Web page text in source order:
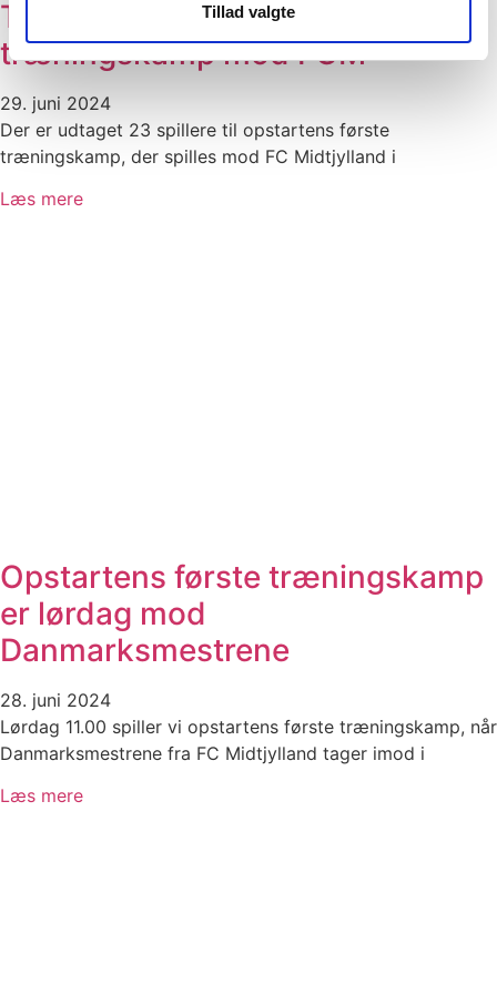
Tillad valgte
Truppen til opstartens første
træningskamp mod FCM
29. juni 2024
Der er udtaget 23 spillere til opstartens første
træningskamp, der spilles mod FC Midtjylland i
Læs mere
Opstartens første træningskamp
er lørdag mod
Danmarksmestrene
28. juni 2024
Lørdag 11.00 spiller vi opstartens første træningskamp, når
Danmarksmestrene fra FC Midtjylland tager imod i
Læs mere